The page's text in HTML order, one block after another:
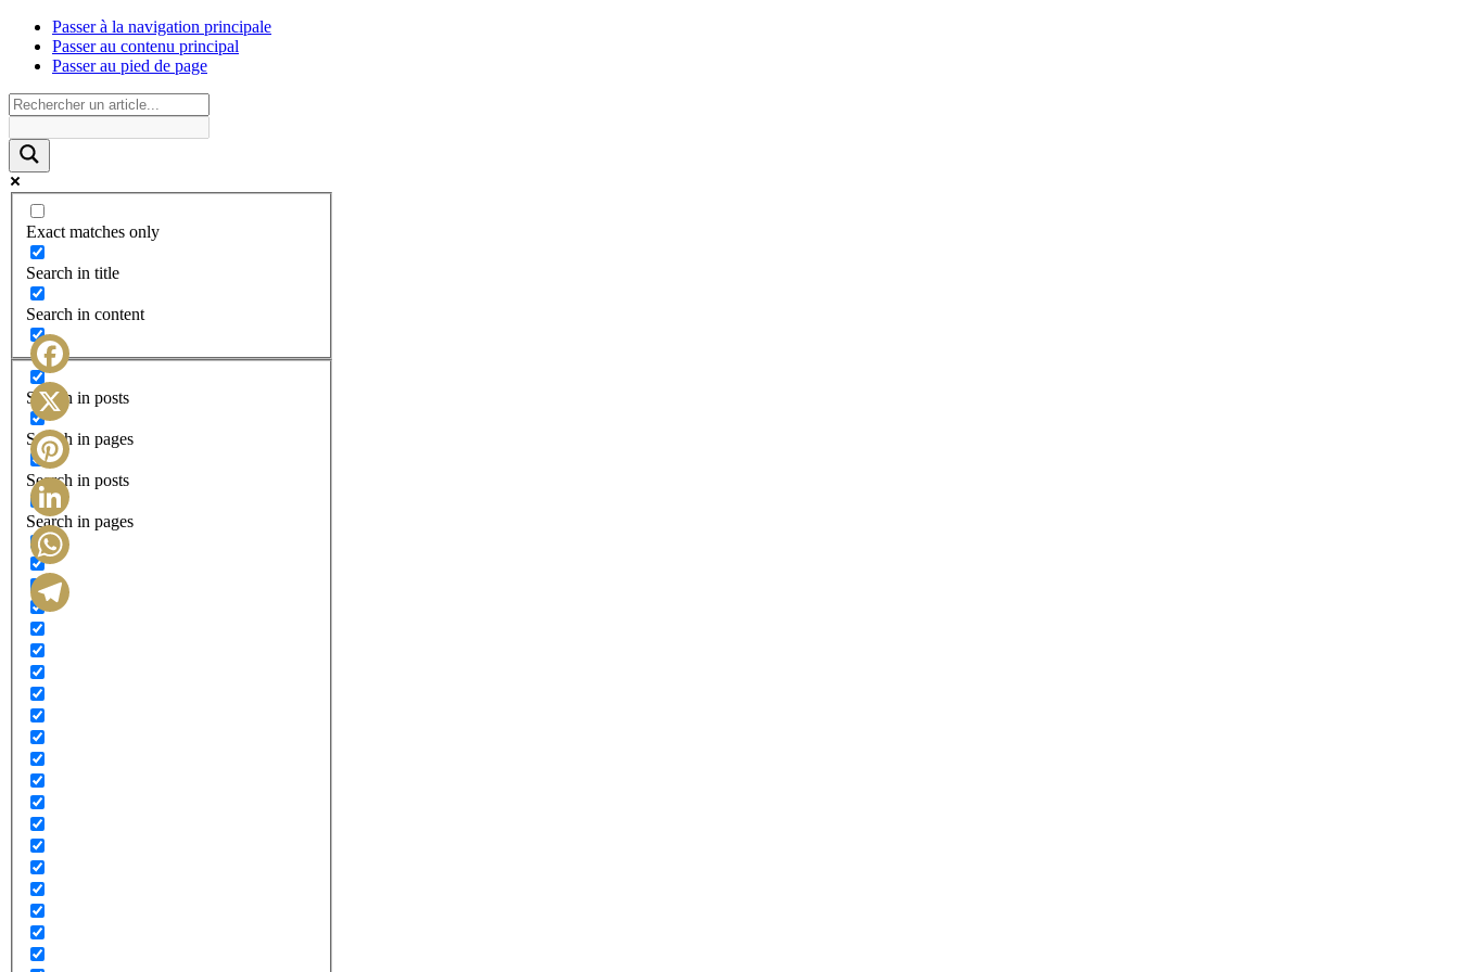
Passer à la navigation principale
Passer au contenu principal
Passer au pied de page
Exact matches only
Search in title
Search in content
Search in posts
Search in pages
Search in posts
Search in pages
Facebook
X
Pinterest
LinkedIn
WhatsApp
Telegram